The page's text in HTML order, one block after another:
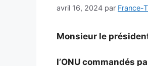
avril 16, 2024 par France-
Monsieur le
l’ONU commandés